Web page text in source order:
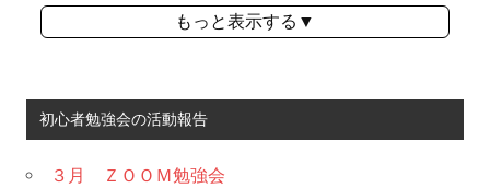
もっと表示する▼
初心者勉強会の活動報告
３月 ＺＯＯＭ勉強会